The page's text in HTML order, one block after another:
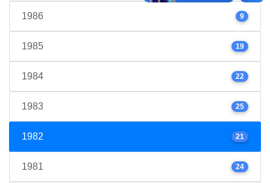
1986 9
1985 19
1984 22
1983 25
1982 21
1981 24